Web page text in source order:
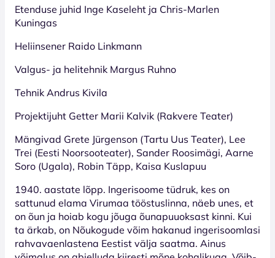
Etenduse juhid Inge Kaseleht ja Chris-Marlen
Kuningas
Heliinsener Raido Linkmann
Valgus- ja helitehnik Margus Ruhno
Tehnik Andrus Kivila
Projektijuht Getter Marii Kalvik (Rakvere Teater)
Mängivad Grete Jürgenson (Tartu Uus Teater), Lee
Trei (Eesti Noorsooteater), Sander Roosimägi, Aarne
Soro (Ugala), Robin Täpp, Kaisa Kuslapuu
1940. aastate lõpp. Ingerisoome tüdruk, kes on
sattunud elama Virumaa tööstuslinna, näeb unes, et
on õun ja hoiab kogu jõuga õunapuuoksast kinni. Kui
ta ärkab, on Nõukogude võim hakanud ingerisoomlasi
rahvavaenlastena Eestist välja saatma. Ainus